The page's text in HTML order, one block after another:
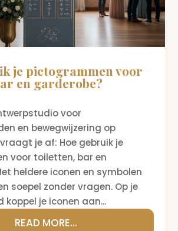
je pictogrammen voor
en garderobe?
voor
en bewegwijzering op
je af: Hoe gebruik je
voor toiletten, bar en
heldere iconen en symbolen
soepel zonder vragen. Op je
koppel je iconen aan...
READ MORE...